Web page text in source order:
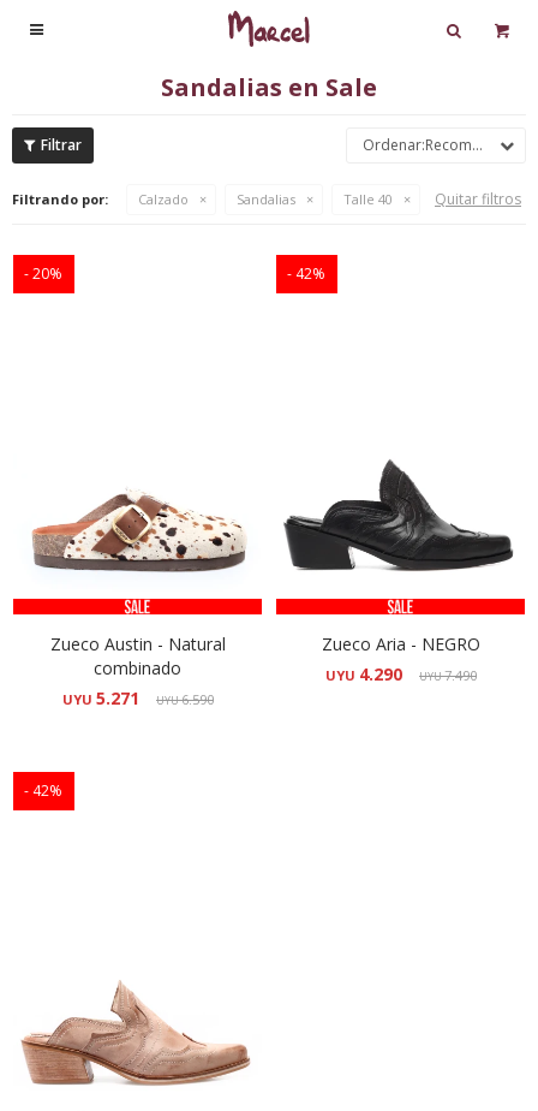

Sandalias en Sale
Recomendados
Filtrando por: Calzado Sandalias Talle 40 Quitar filtros
20
Zueco Austin - Natural
combinado
UYU 5.271 UYU6.590
42
Zueco Aria - NEGRO
UYU 4.290 UYU7.490
42